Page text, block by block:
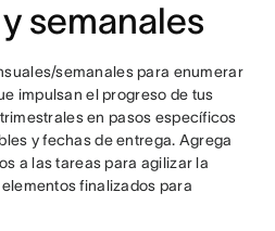
semanales
semanales para enumerar
impulsan el progreso de tus
en pasos específicos
y fechas de entrega. Agrega
a las tareas para agilizar la
finalizados para